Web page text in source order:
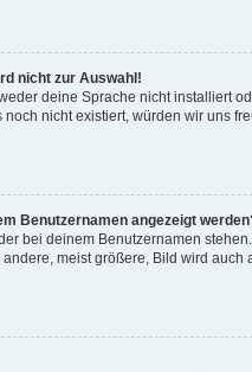
nicht zur Auswahl!
deine Sprache nicht installiert
nicht existiert, würden wir uns
Benutzernamen angezeigt
bei deinem Benutzernamen
meist größere, Bild wird